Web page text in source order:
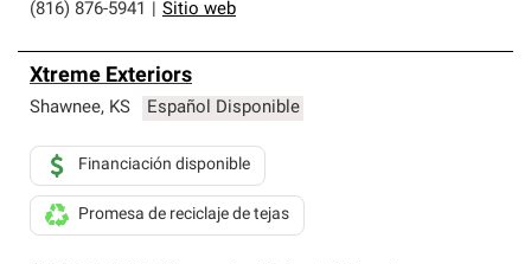
(816) 876-5941
Sitio web
Xtreme Exteriors
Shawnee, KS Español Disponible
Financiación disponible
Promesa de reciclaje de tejas